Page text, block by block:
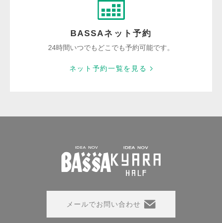
BASSAネット予約
24時間いつでもどこでも予約可能です。
ネット予約一覧を見る
メールでお問い合わせ